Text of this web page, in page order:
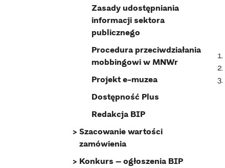
Zasady udostępniania
informacji sektora
publicznego
Procedura przeciwdziałania
mobbingowi w MNWr
Projekt e-muzea
Dostępność Plus
Redakcja BIP
Szacowanie wartości
zamówienia
Konkurs – ogłoszenia BIP